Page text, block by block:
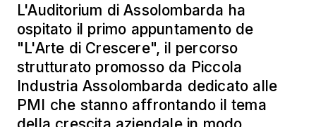
L'Auditorium di Assolombarda ha
ospitato il primo appuntamento de
"L'Arte di Crescere", il percorso
strutturato promosso da Piccola
Industria Assolombarda dedicato alle
PMI che stanno affrontando il tema